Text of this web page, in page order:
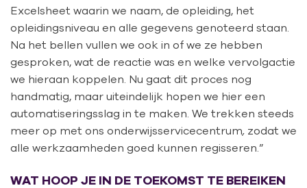
Excelsheet waarin we naam, de opleiding, het
opleidingsniveau en alle gegevens genoteerd staan.
Na het bellen vullen we ook in of we ze hebben
gesproken, wat de reactie was en welke vervolgactie
we hieraan koppelen. Nu gaat dit proces nog
handmatig, maar uiteindelijk hopen we hier een
automatiseringsslag in te maken. We trekken steeds
meer op met ons onderwijsservicecentrum, zodat we
alle werkzaamheden goed kunnen regisseren.”
WAT HOOP JE IN DE TOEKOMST TE BEREIKEN